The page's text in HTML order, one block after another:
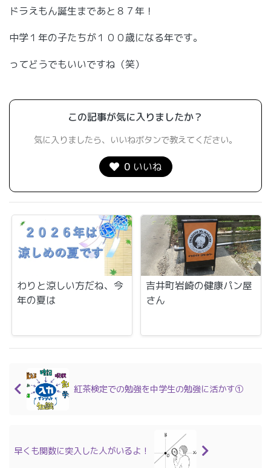
ドラえもん誕生まであと８７年！
中学１年の子たちが１００歳になる年です。
ってどうでもいいですね（笑）
この記事が気に入りましたか？
気に入りましたら、いいねボタンで教えてください。
0 いいね
わりと涼しい方だね、今
年の夏は
吉井町岩崎の健康パン屋
さん
紅茶検定での勉強を中学生の勉強に活かす①
早くも関数に突入した人がいるよ！